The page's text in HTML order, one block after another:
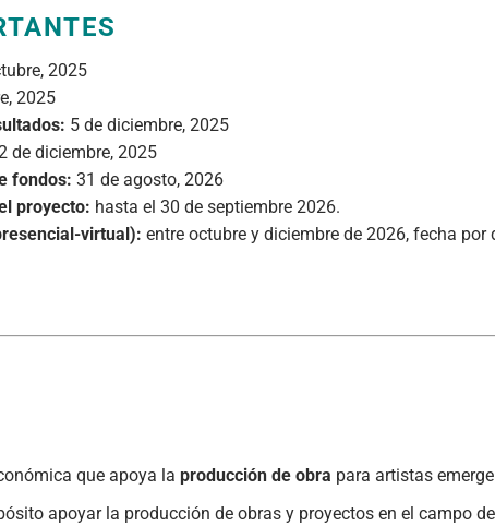
2025
2025
5 de diciembre, 2025
de diciembre, 2025
fondos: 31 de agosto, 2026
proyecto: hasta el 30 de septiembre 2026.
virtual): entre octubre y diciembre de 2026, fecha por
que apoya la producción de obra para artistas
apoyar la producción de obras y proyectos en el campo